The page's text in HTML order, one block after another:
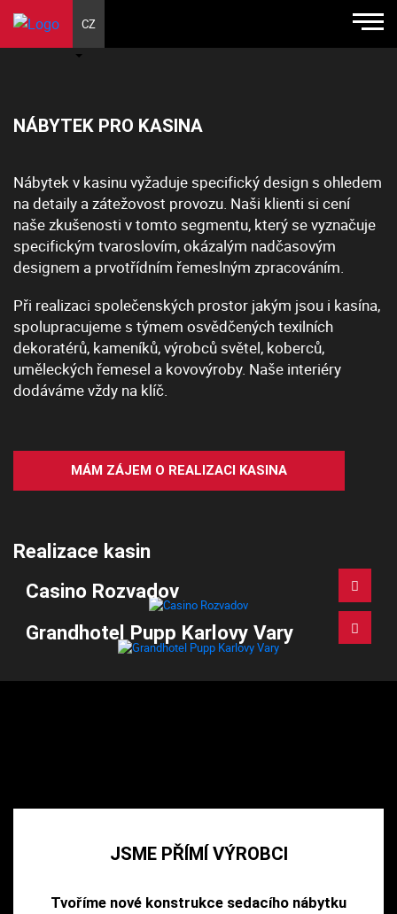
CZ
NÁBYTEK PRO KASINA
Nábytek v kasinu vyžaduje specifický design s ohledem
na detaily a zátežovost provozu. Naši klienti si cení
naše zkušenosti v tomto segmentu, který se vyznačuje
specifickým tvaroslovím, okázalým nadčasovým
designem a prvotřídním řemeslným zpracováním.
Při realizaci společenských prostor jakým jsou i kasína,
spolupracujeme s týmem osvědčených texilních
dekoratérů, kameníků, výrobců světel, koberců,
uměleckých řemesel a kovovýroby. Naše interiéry
dodáváme vždy na klíč.
MÁM ZÁJEM O REALIZACI KASINA
Realizace kasin
Casino Rozvadov
Grandhotel Pupp Karlovy Vary
JSME PŘÍMÍ VÝROBCI
Tvoříme nové konstrukce sedacího nábytku